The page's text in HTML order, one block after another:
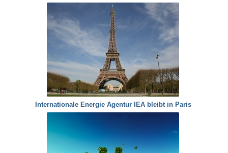
Internationale Energie Agentur IEA bleibt in Paris